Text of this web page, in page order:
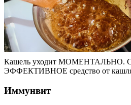
Кашель уходит МОМЕНТАЛЬНО.
ЭФФЕКТИВНОЕ средство от кашля
Иммунвит